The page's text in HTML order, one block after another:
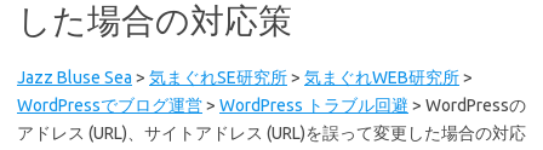
した場合の対応策
Jazz Bluse Sea > 気まぐれSE研究所> 気まぐれWEB研究所>
WordPressでブログ運営> WordPress トラブル回避 > WordPressの
アドレス (URL)、サイトアドレス (URL)を誤って変更した場合の対応